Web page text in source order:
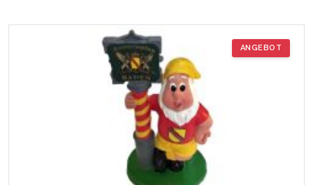
ANGEBOT